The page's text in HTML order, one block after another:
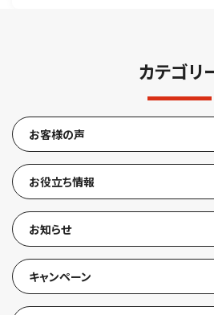
カテゴリ
お客様の声
お役立ち情報
お知らせ
キャンペーン